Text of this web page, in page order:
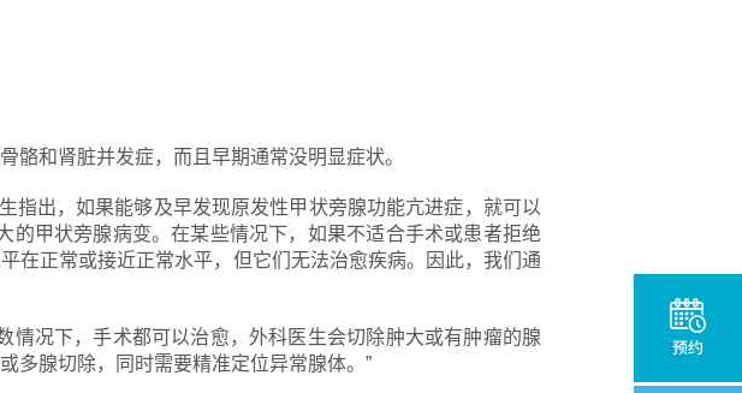
骼和肾脏并发症，而且早期通常没明显症状。
指出，如果能够及早发现原发性甲状旁腺功能亢进症，就可以
的甲状旁腺病变。在某些情况下，如果不适合手术或患者拒绝
在正常或接近正常水平，但它们无法治愈疾病。因此，我们通
情况下，手术都可以治愈，外科医生会切除肿大或有肿瘤的腺
多腺切除，同时需要精准定位异常腺体。”
预约